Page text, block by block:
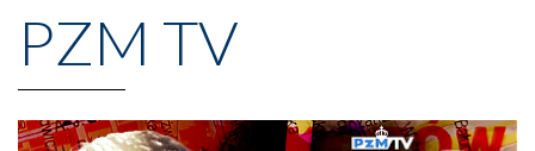
PZM TV